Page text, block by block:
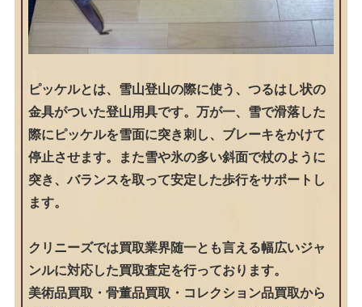
ピッケルとは、雪山登山の際に使う、つるはし状の
金具がついた登山用具です。万が一、雪で滑落した
際にピッケルを雪面に突き刺し、ブレーキをかけて
停止させます。また雪や氷の多い斜面で杖のように
突き、バランスを取って安定した歩行をサポートし
ます。
クリニーズでは買取業界随一とも言える幅広いジャ
ンルに対応した買取査定を行っております。
美術品買取・骨董品買取・コレクション品買取から